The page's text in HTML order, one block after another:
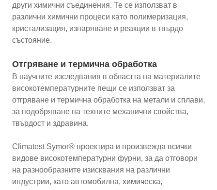
други химични съединения. Те се използват в
различни химични процеси като полимеризация,
кристализация, изпаряване и реакции в твърдо
състояние.
Отгряване и термична обработка
В научните изследвания в областта на материалите
високотемпературните пещи се използват за
отгряване и термична обработка на метали и сплави,
за подобряване на техните механични свойства,
твърдост и здравина.
Climatest Symor® проектира и произвежда всички
видове високотемпературни фурни, за да отговори
на разнообразните изисквания на различни
индустрии, като автомобилна, химическа,